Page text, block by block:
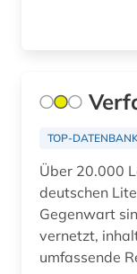
china (21)
chinesen (1)
TOP-
Über 20.000
deutschen
Gegenwart
vernetzt,
umfassende